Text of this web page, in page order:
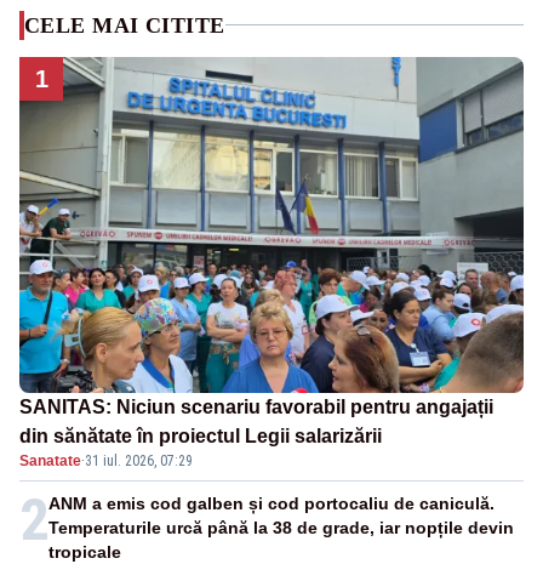
CELE MAI CITITE
1
SANITAS: Niciun scenariu favorabil pentru angajații
din sănătate în proiectul Legii salarizării
Sanatate·31 iul. 2026, 07:29
2ANM a emis cod galben și cod portocaliu de caniculă.
Temperaturile urcă până la 38 de grade, iar nopțile devin
tropicale